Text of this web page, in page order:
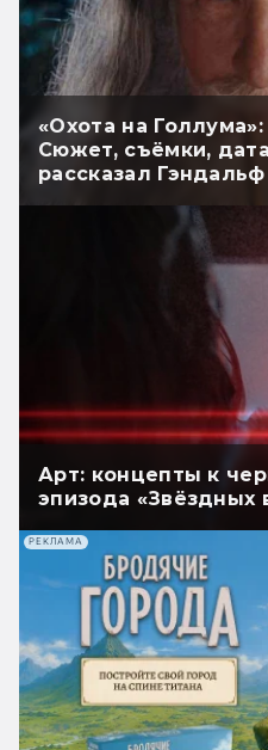
«Охота на
Сюжет, съёмки,
рассказал Гэндальф
Арт: концепты к
эпизода «Звёздных
РЕКЛАМА